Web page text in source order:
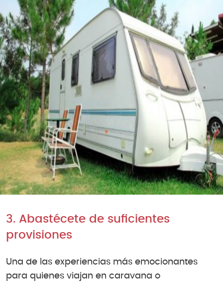
3. Abastécete de suficientes
provisiones
Una de las experiencias más emocionantes
para quienes viajan en caravana o